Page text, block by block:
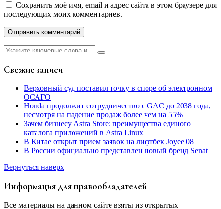
Сохранить моё имя, email и адрес сайта в этом браузере для
последующих моих комментариев.
Найти:
Свежие записи
Верховный суд поставил точку в споре об электронном
ОСАГО
Honda продолжит сотрудничество с GAC до 2038 года,
несмотря на падение продаж более чем на 55%
Зачем бизнесу Astra Store: преимущества единого
каталога приложений в Astra Linux
В Китае открыт прием заявок на лифтбек Joyee 08
В России официально представлен новый бренд Senat
Вернуться наверх
Информация для правообладателей
Все материалы на данном сайте взяты из открытых